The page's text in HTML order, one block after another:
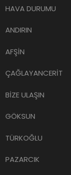
HAVA DURUMU
ANDIRIN
AFŞİN
ÇAĞLAYANCERİT
BİZE ULAŞIN
GÖKSUN
TÜRKOĞLU
PAZARCIK